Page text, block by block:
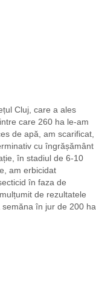
Cluj, care a ales
care 260 ha le-am
de apă, am scarificat,
cu îngrășământ
în stadiul de 6-10
am erbicidat
în faza de
de rezultatele
în jur de 200 ha